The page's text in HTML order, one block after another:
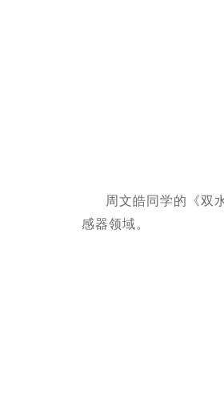
周文皓同学的《双
感器领域。